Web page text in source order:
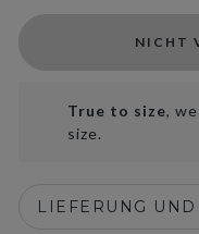
NICHT
True to size,
size.
LIEFERUNG